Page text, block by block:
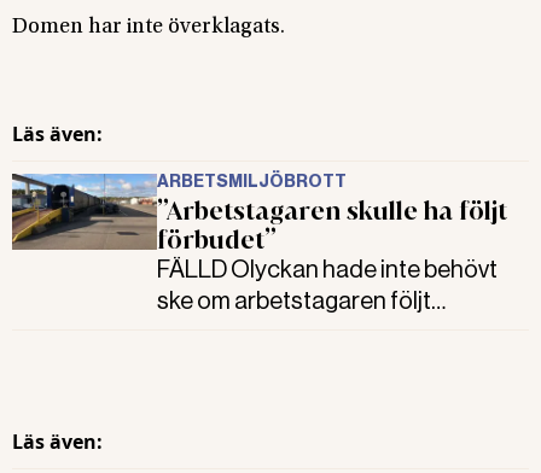
Domen har inte överklagats.
Läs även:
ARBETSMILJÖBROTT
”Arbetstagaren skulle ha följt
förbudet”
FÄLLD Olyckan hade inte behövt
ske om arbetstagaren följt
Läs även: